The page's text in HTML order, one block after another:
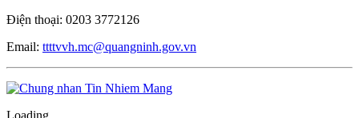
Điện thoại: 0203 3772126
Email: ttttvvh.mc@quangninh.gov.vn
Loading...